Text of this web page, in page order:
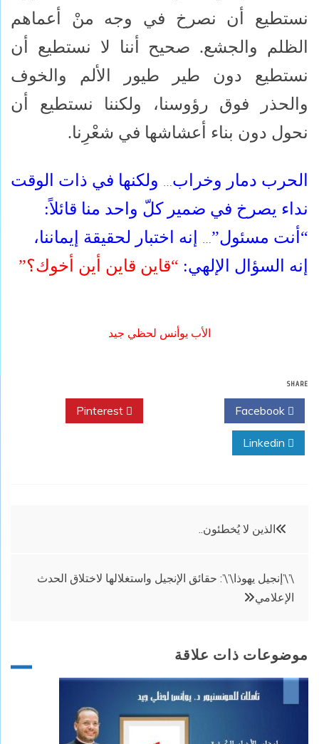
نستطيع أن نصرخ في وجه منْ أعماهم
الظلم والجشع. صحيح أننا لا نستطيع أن
نستطيع دون طير طيور الألم والخوف
والحذر فوق رؤوسنا، ولكننا نستطيع أن
نحول دون بناء أعشاشها في شعْرِنا.
الحرب دمار وخراب… ولكنها في ذات الوقت
نداء يصرخ في ضمير كلّ واحد منا قائلاً:
“أنت مسئول”…
إنه اختبار لحقيقة إيماننا،
إنه السؤال الإلهي: “قاين قاين أين أخوك؟”
الأب يوأنس لحظي جيد
SHARE
تصفّح
الذين لا يُخطئون..
\’\’إنجيل يهوذا\’\’: حقائق الإنجيل واستغلالها لاختلاق الحدث
الإعلامي
موضوعات ذات علاقة